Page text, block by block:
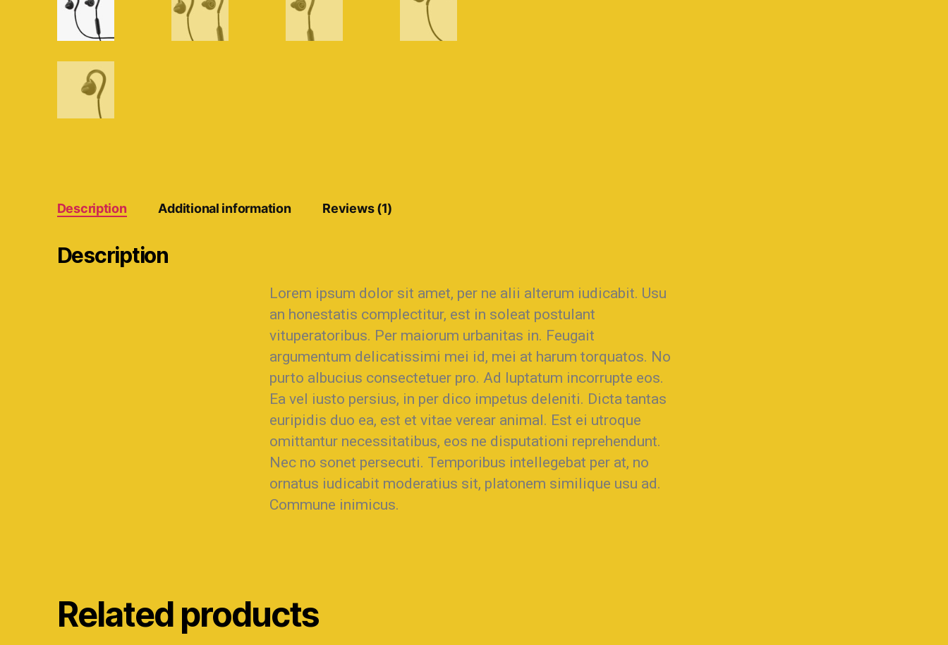
Description Additional information Reviews (1)
Description
Lorem ipsum dolor sit amet, per ne alii alterum iudicabit. Usu
an honestatis complectitur, est in soleat postulant
vituperatoribus. Per maiorum urbanitas in. Feugait
argumentum delicatissimi mei id, mei at harum torquatos. No
purto albucius consectetuer pro. Ad luptatum incorrupte eos.
Ea vel iusto persius, in per dico impetus deleniti. Dicta tantas
euripidis duo ea, est et vitae verear animal. Est ei utroque
omittantur necessitatibus, eos ne disputationi reprehendunt.
Nec no sonet persecuti. Temporibus intellegebat per at, no
ornatus iudicabit moderatius sit, platonem similique usu ad.
Commune inimicus.
Related products